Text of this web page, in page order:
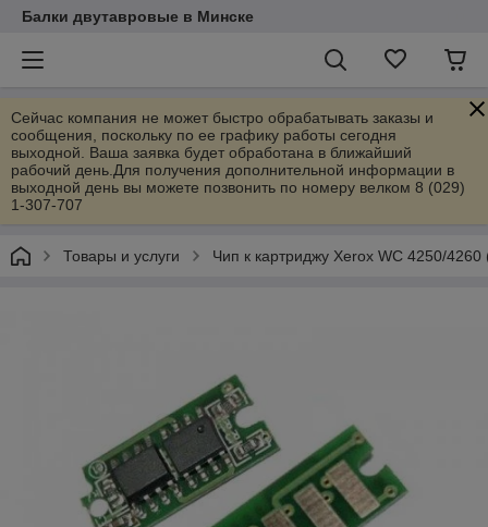
Балки двутавровые в Минске
Сейчас компания не может быстро обрабатывать заказы и
сообщения, поскольку по ее графику работы сегодня
выходной. Ваша заявка будет обработана в ближайший
рабочий день.Для получения дополнительной информации в
выходной день вы можете позвонить по номеру велком 8 (029)
1-307-707
Товары и услуги Чип к картриджу Xerox WC 4250/